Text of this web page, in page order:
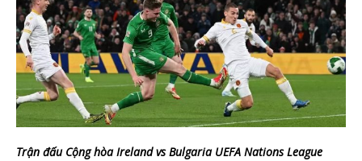
Trận đấu Cộng hòa Ireland vs Bulgaria UEFA Nations League